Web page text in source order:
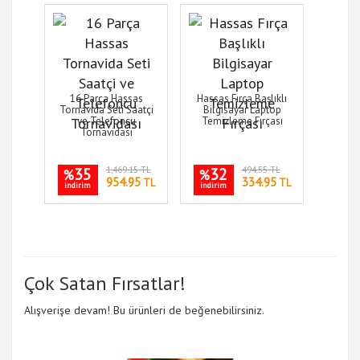
16 Parça Hassas
Tornavida Seti Saatçi
ve Telefoncu
Tornavidası
%35
indirim
1,469.15 TL
954.95TL
Hassas Fırça Başlıklı
Bilgisayar Laptop
Temizleme Fırçası
%32
indirim
494.55 TL
334.95TL
Çok Satan Fırsatlar!
Alışverişe devam! Bu ürünleri de beğenebilirsiniz.